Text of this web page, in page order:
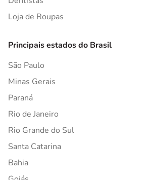
Loja de Roupas
Principais estados do Brasil
São Paulo
Minas Gerais
Paraná
Rio de Janeiro
Rio Grande do Sul
Santa Catarina
Bahia